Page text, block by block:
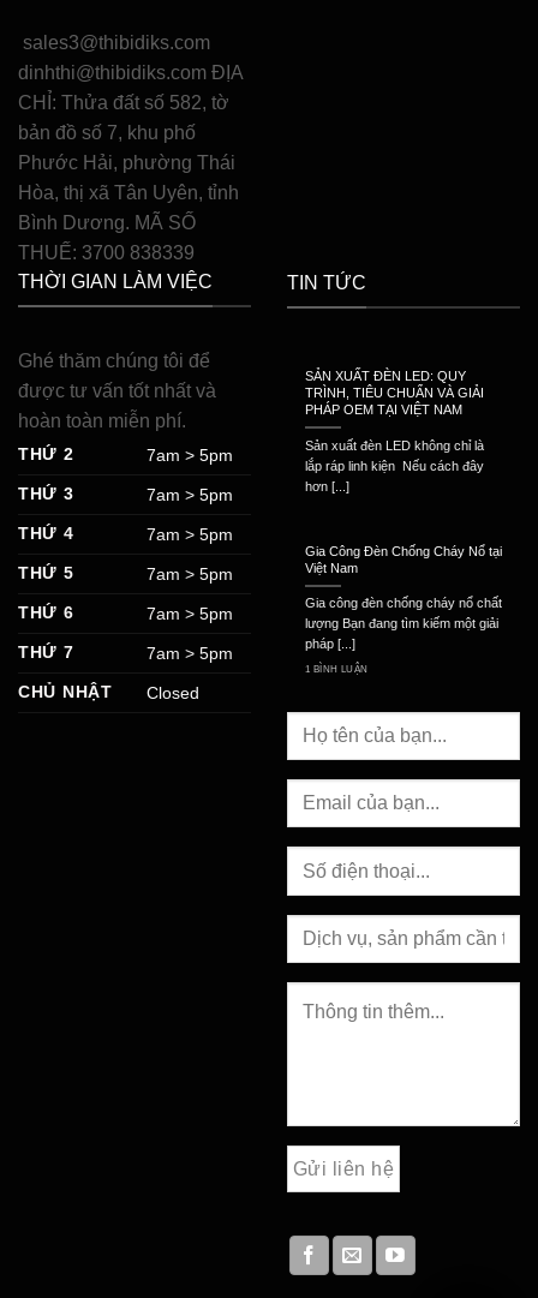
sales3@thibidiks.com
dinhthi@thibidiks.com ĐỊA
CHỈ: Thửa đất số 582, tờ
bản đồ số 7, khu phố
Phước Hải, phường Thái
Hòa, thị xã Tân Uyên, tỉnh
Bình Dương. MÃ SỐ
THUẾ: 3700 838339
THỜI GIAN LÀM VIỆC
Ghé thăm chúng tôi để
được tư vấn tốt nhất và
hoàn toàn miễn phí.
THỨ 2
7am > 5pm
THỨ 3
7am > 5pm
THỨ 4
7am > 5pm
THỨ 5
7am > 5pm
THỨ 6
7am > 5pm
THỨ 7
7am > 5pm
CHỦ NHẬT
Closed
TIN TỨC
SẢN XUẤT ĐÈN LED: QUY
TRÌNH, TIÊU CHUẨN VÀ GIẢI
PHÁP OEM TẠI VIỆT NAM
Sản xuất đèn LED không chỉ là
lắp ráp linh kiện Nếu cách đây
hơn [...]
Gia Công Đèn Chống Cháy Nổ tại
Việt Nam
Gia công đèn chống cháy nổ chất
lượng Bạn đang tìm kiếm một giải
pháp [...]
1 BÌNH LUẬN